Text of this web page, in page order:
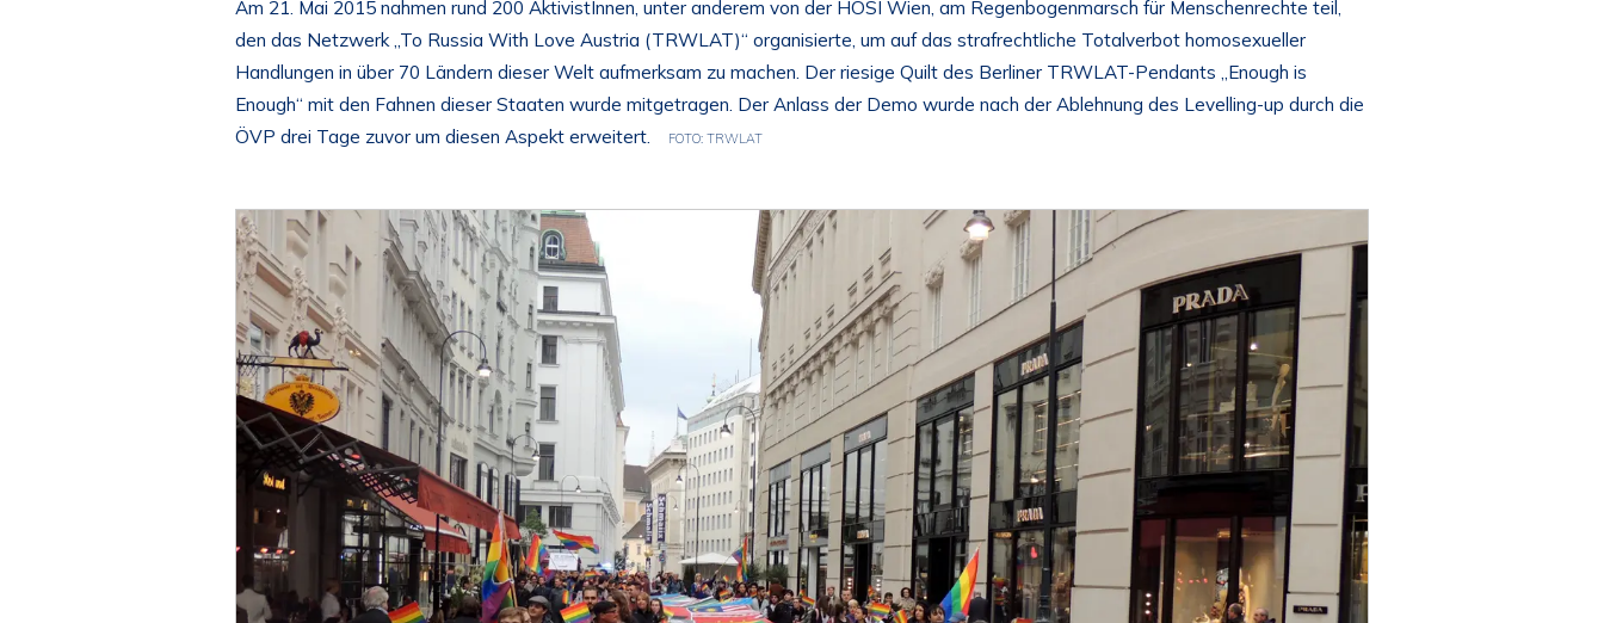
Am 21. Mai 2015 nahmen rund 200 AktivistInnen, unter anderem von der HOSI Wien, am Regenbogenmarsch für Menschenrechte teil,
den das Netzwerk „To Russia With Love Austria (TRWLAT)“ organisierte, um auf das strafrechtliche Totalverbot homosexueller
Handlungen in über 70 Ländern dieser Welt aufmerksam zu machen. Der riesige Quilt des Berliner TRWLAT-Pendants „Enough is
Enough“ mit den Fahnen dieser Staaten wurde mitgetragen. Der Anlass der Demo wurde nach der Ablehnung des Levelling-up durch die
ÖVP drei Tage zuvor um diesen Aspekt erweitert.
FOTO: TRWLAT